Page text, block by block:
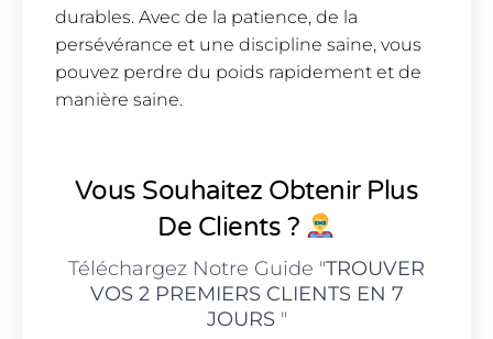
durables. Avec de la patience, de la
persévérance et une discipline saine, vous
pouvez perdre du poids rapidement et de
manière saine.
Vous Souhaitez Obtenir Plus
De Clients ?
Téléchargez Notre Guide "TROUVER
VOS 2 PREMIERS CLIENTS EN 7
JOURS"